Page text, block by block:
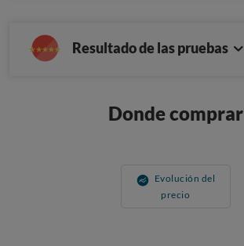
Resultado de las pruebas
Donde comprar
Evolución del
precio